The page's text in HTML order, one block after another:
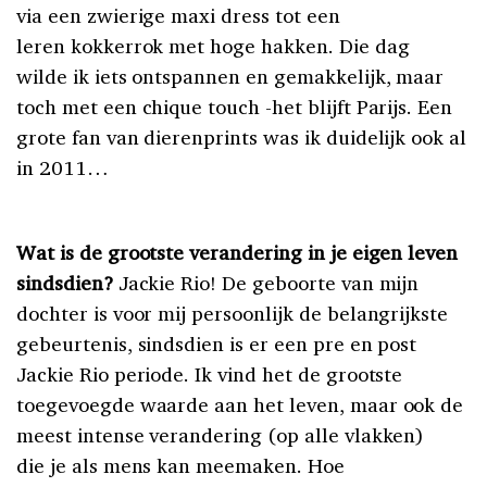
via een zwierige maxi dress tot een
leren kokkerrok met hoge hakken. Die dag
wilde ik iets ontspannen en gemakkelijk, maar
toch met een chique touch -het blijft Parijs. Een
grote fan van dierenprints was ik duidelijk ook al
in 2011…
Wat is de grootste verandering in je eigen leven
sindsdien? Jackie Rio! De geboorte van mijn
dochter is voor mij persoonlijk de belangrijkste
gebeurtenis, sindsdien is er een pre en post
Jackie Rio periode. Ik vind het de grootste
toegevoegde waarde aan het leven, maar ook de
meest intense verandering (op alle vlakken)
die je als mens kan meemaken. Hoe